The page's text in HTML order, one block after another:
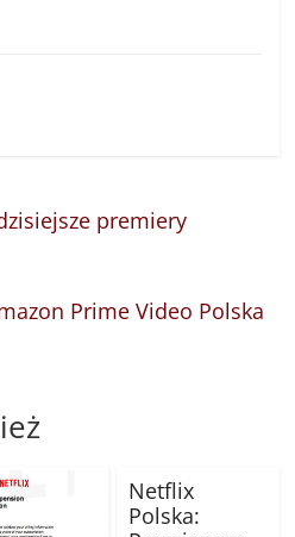
premiery
Prime Video Polska
Netflix
Polska: